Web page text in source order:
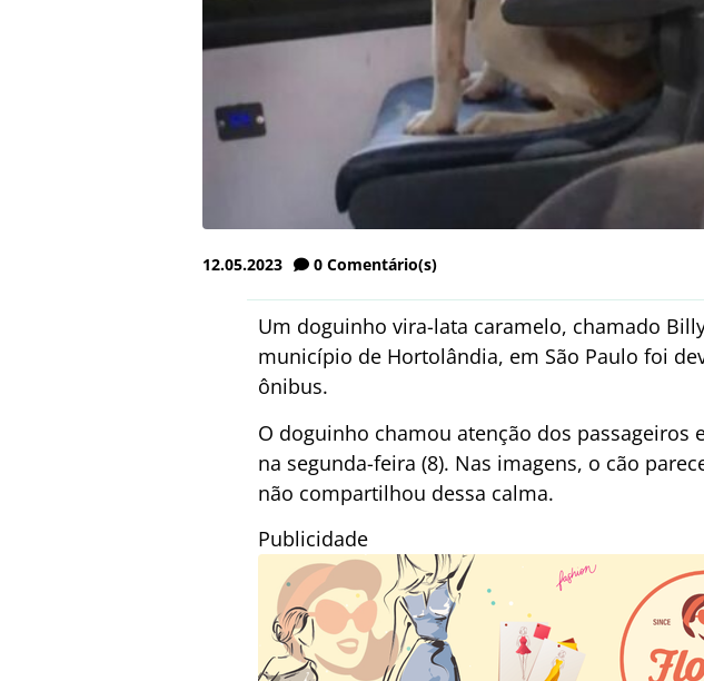
12.05.2023 0 Comentário(s)
Um doguinho vira-lata caramelo, chamado
município de Hortolândia, em São Paulo foi
ônibus.
O doguinho chamou atenção dos
na segunda-feira (8). Nas imagens, o cão
não compartilhou dessa calma.
Publicidade